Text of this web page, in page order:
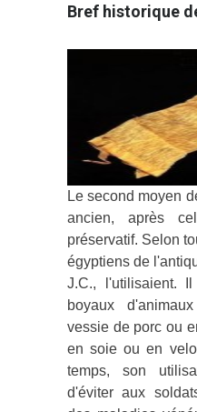
Bref historique
Le second moyen
ancien, après
préservatif. Selon
égyptiens de
J.C., l'utilisaient.
boyaux
vessie de porc ou
en soie ou en
temps, son
d'éviter aux